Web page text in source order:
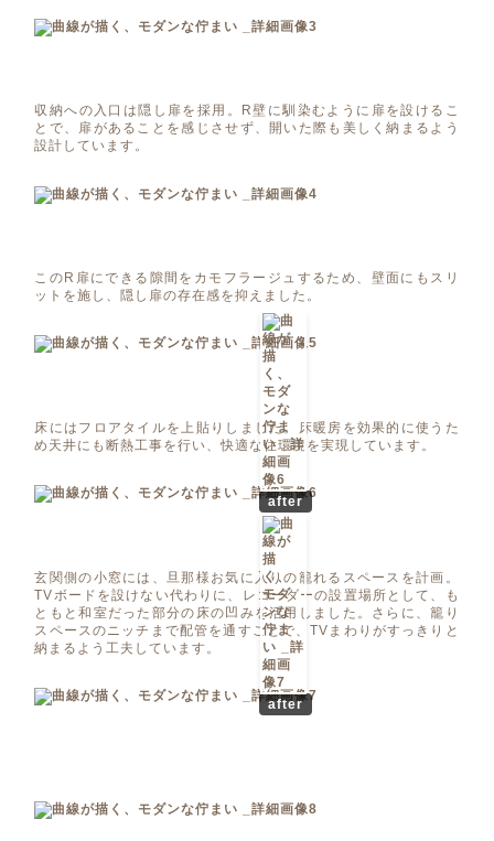
収納への入口は隠し扉を採用。R壁に馴染むように扉を設けるこ
とで、扉があることを感じさせず、開いた際も美しく納まるよう
設計しています。
このR扉にできる隙間をカモフラージュするため、壁面にもスリ
ットを施し、隠し扉の存在感を抑えました。
床にはフロアタイルを上貼りしました。床暖房を効果的に使うた
め天井にも断熱工事を行い、快適な住環境を実現しています。
after
玄関側の小窓には、旦那様お気に入りの籠れるスペースを計画。
TVボードを設けない代わりに、レコーダーの設置場所として、も
ともと和室だった部分の床の凹みを活用しました。さらに、籠り
スペースのニッチまで配管を通すことで、TVまわりがすっきりと
納まるよう工夫しています。
after